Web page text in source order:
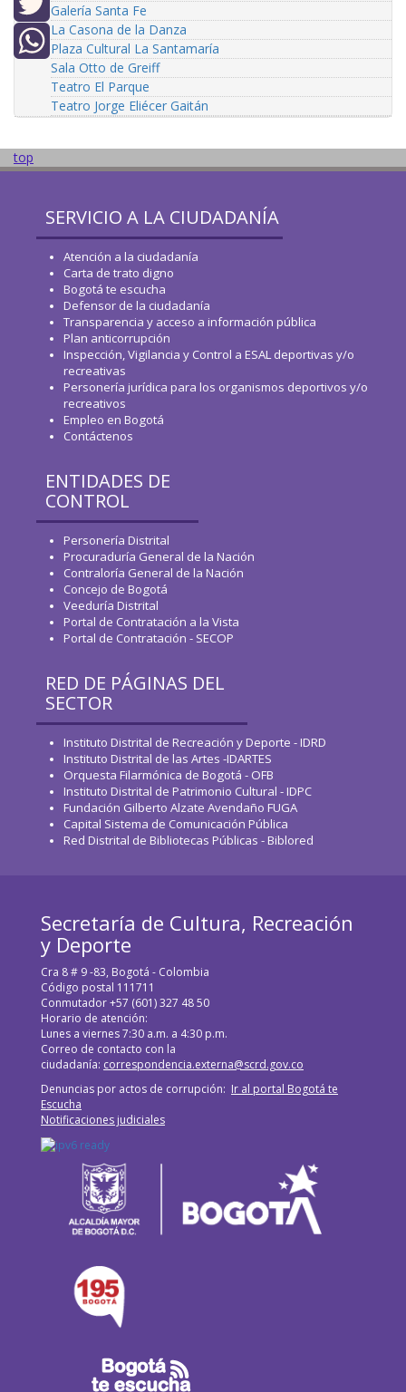
Twitter
WhatsApp
Galería Santa Fe
La Casona de la Danza
Plaza Cultural La Santamaría
Sala Otto de Greiff
Teatro El Parque
Teatro Jorge Eliécer Gaitán
top
SERVICIO A LA CIUDADANÍA
Atención a la ciudadanía
Carta de trato digno
Bogotá te escucha
Defensor de la ciudadanía
Transparencia y acceso a información pública
Plan anticorrupción
Inspección, Vigilancia y Control a ESAL deportivas y/o
recreativas
Personería jurídica para los organismos deportivos y/o
recreativos
Empleo en Bogotá
Contáctenos
ENTIDADES DE
CONTROL
Personería Distrital
Procuraduría General de la Nación
Contraloría General de la Nación
Concejo de Bogotá
Veeduría Distrital
Portal de Contratación a la Vista
Portal de Contratación - SECOP
RED DE PÁGINAS DEL
SECTOR
Instituto Distrital de Recreación y Deporte - IDRD
Instituto Distrital de las Artes -IDARTES
Orquesta Filarmónica de Bogotá - OFB
Instituto Distrital de Patrimonio Cultural - IDPC
Fundación Gilberto Alzate Avendaño FUGA
Capital Sistema de Comunicación Pública
Red Distrital de Bibliotecas Públicas - Biblored
Secretaría de Cultura, Recreación
y Deporte
Cra 8 # 9 -83, Bogotá - Colombia
Código postal 111711
Conmutador +57 (601) 327 48 50
Horario de atención:
Lunes a viernes 7:30 a.m. a 4:30 p.m.
Correo de contacto con la
ciudadanía: correspondencia.externa@scrd.gov.co
Denuncias por actos de corrupción: Ir al portal Bogotá te
Escucha
Notificaciones judiciales